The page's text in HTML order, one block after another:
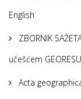
English
ZBORNIK
učešćem
Acta